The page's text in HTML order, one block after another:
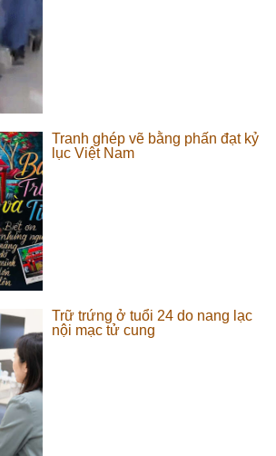
Tranh ghép vẽ bằng phấn đạt kỷ
lục Việt Nam
Trữ trứng ở tuổi 24 do nang lạc
nội mạc tử cung